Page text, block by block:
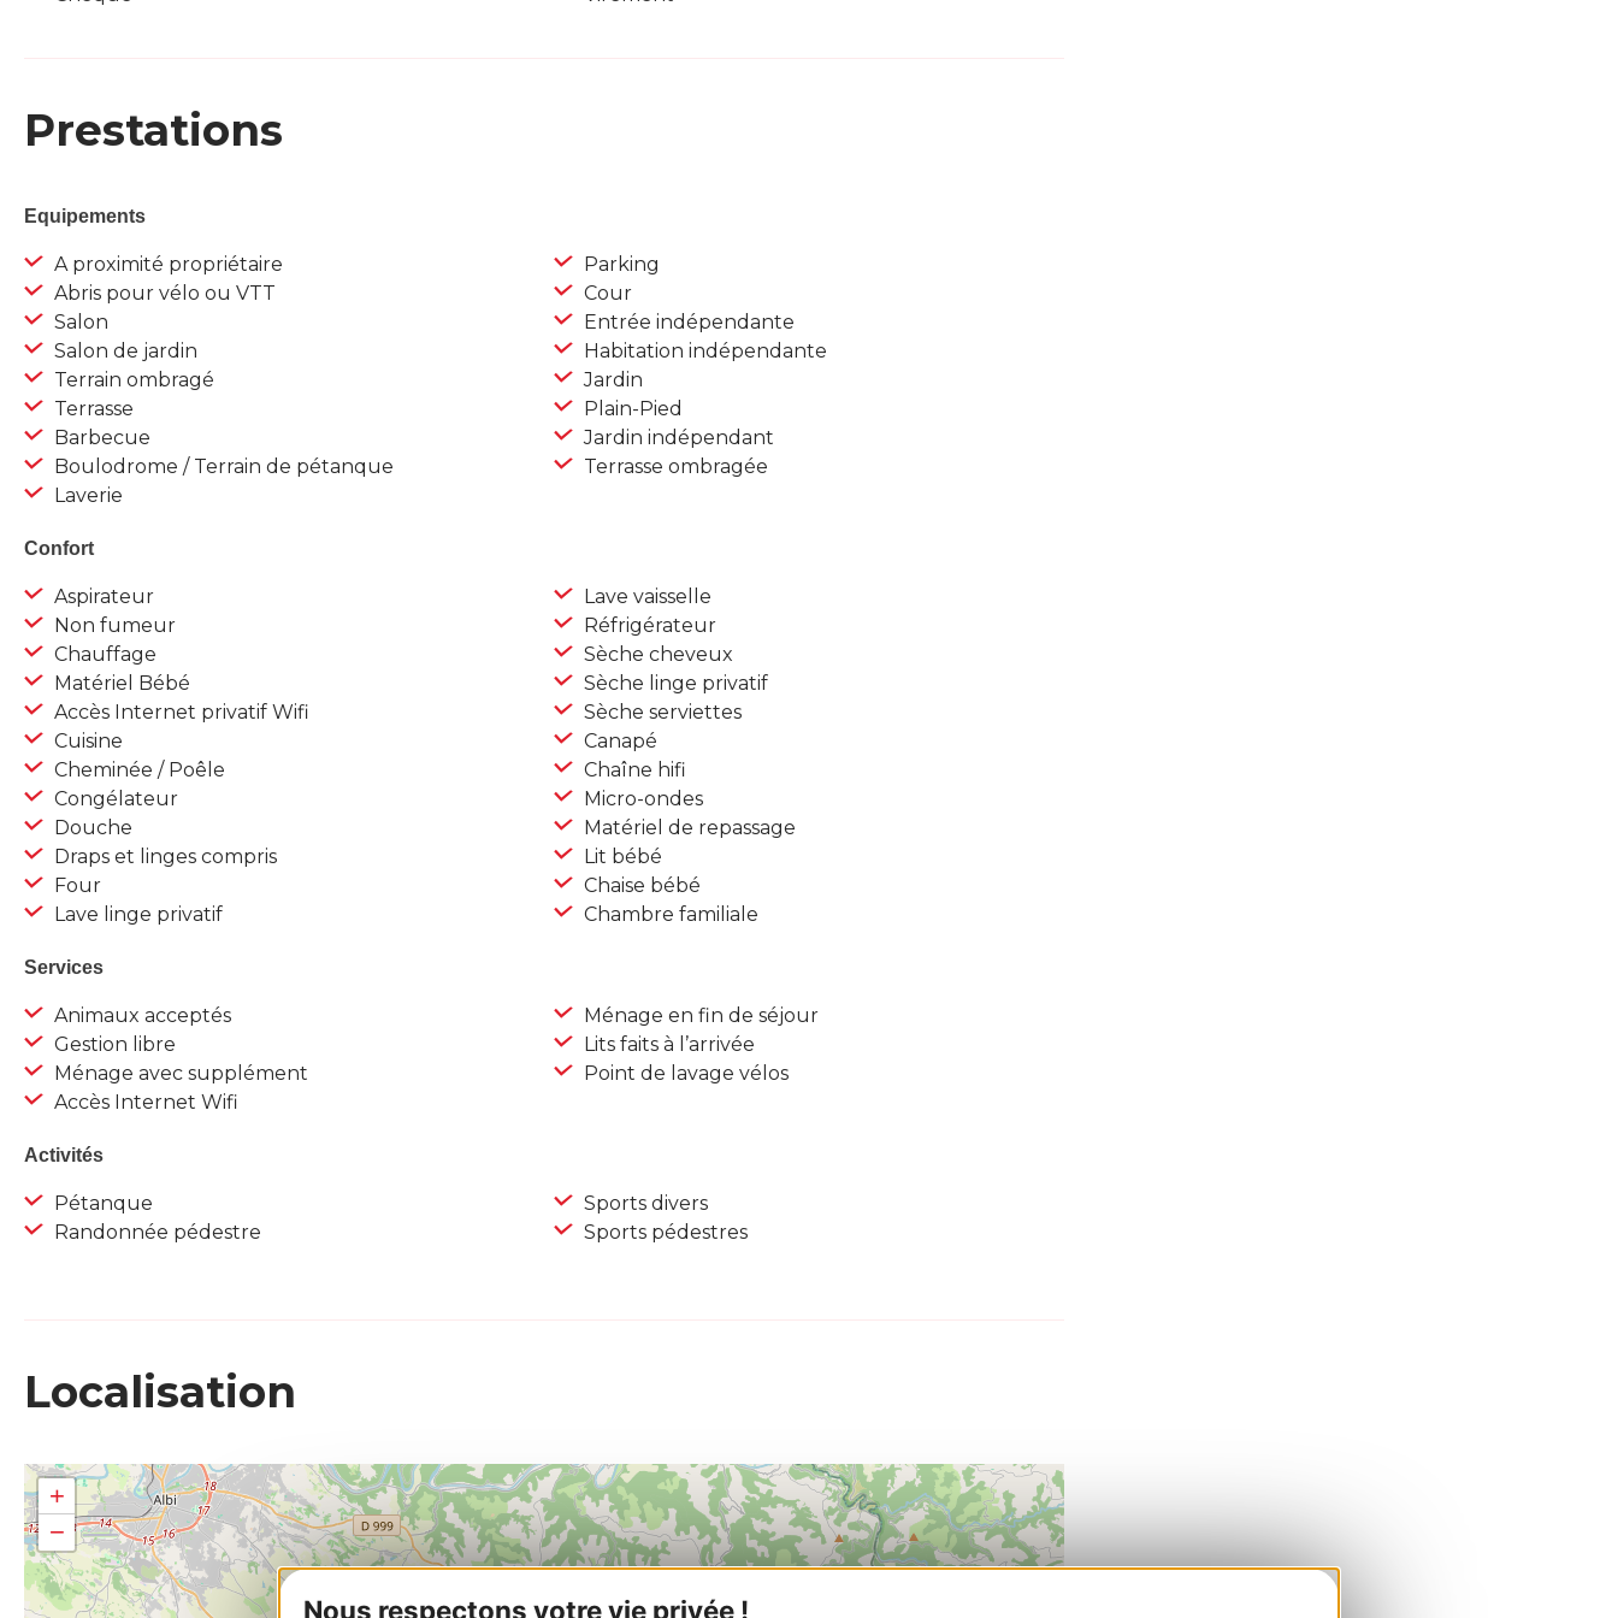
Nous respectons votre vie privée !
Prestations
Equipements
A proximité propriétaire
Abris pour vélo ou VTT
Salon
Salon de jardin
Terrain ombragé
Terrasse
Barbecue
Boulodrome / Terrain de pétanque
Laverie
Parking
Cour
Entrée indépendante
Habitation indépendante
Jardin
Plain-Pied
Jardin indépendant
Terrasse ombragée
Confort
Aspirateur
Non fumeur
Chauffage
Matériel Bébé
Accès Internet privatif Wifi
Cuisine
Cheminée / Poêle
Congélateur
Douche
Draps et linges compris
Four
Lave linge privatif
Lave vaisselle
Réfrigérateur
Sèche cheveux
Sèche linge privatif
Sèche serviettes
Canapé
Chaîne hifi
Micro-ondes
Matériel de repassage
Lit bébé
Chaise bébé
Chambre familiale
Services
Animaux acceptés
Gestion libre
Ménage avec supplément
Accès Internet Wifi
Ménage en fin de séjour
Lits faits à l’arrivée
Point de lavage vélos
Activités
Pétanque
Randonnée pédestre
Sports divers
Sports pédestres
Localisation
+
−